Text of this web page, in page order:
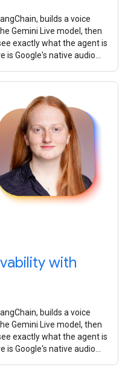
builds a voice
Gemini Live model, then
exactly what the agent is
is Google's native audio
with
builds a voice
Gemini Live model, then
exactly what the agent is
is Google's native audio